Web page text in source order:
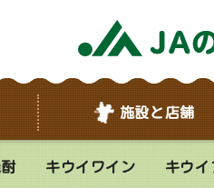
施設と店舗
キウイワイン キウイ